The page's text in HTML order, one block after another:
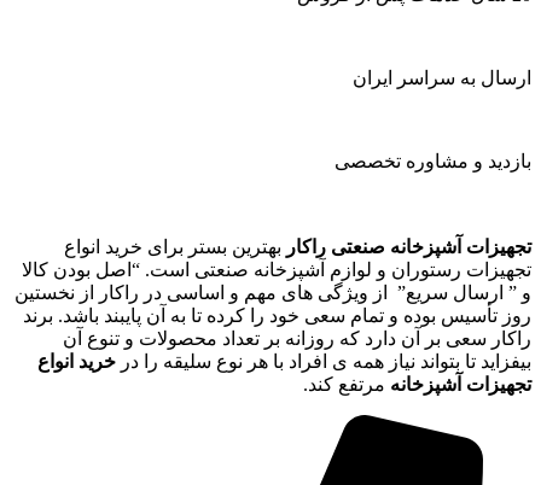
ارسال به سراسر ایران
بازدید و مشاوره تخصصی
تجهیزات آشپزخانه صنعتی راکار بهترین بستر برای خرید انواع
تجهیزات رستوران و لوازم آشپزخانه صنعتی است. “اصل بودن کالا
و ” ارسال سریع” از ویژگی های مهم و اساسی در راکار از نخستین
روز تأسیس بوده و تمام سعی خود را کرده تا به آن پایبند باشد. برند
راکار سعی بر آن دارد که روزانه بر تعداد محصولات و تنوع آن
بیفزاید تا بتواند نیاز همه ی افراد با هر نوع سلیقه را در خرید انواع
تجهیزات آشپزخانه مرتفع کند.